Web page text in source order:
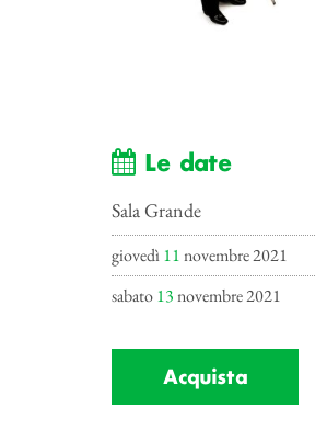
Le date
Sala Grande
giovedì11novembre 2021
sabato13novembre 2021
Acquista